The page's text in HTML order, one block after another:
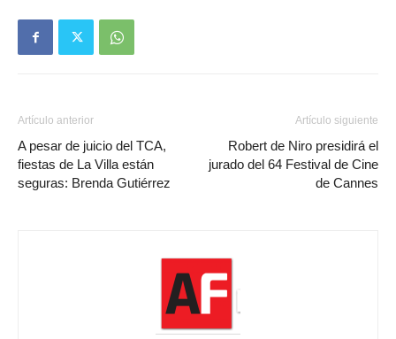
Artículo anterior
A pesar de juicio del TCA,
fiestas de La Villa están
seguras: Brenda Gutiérrez
Artículo siguiente
Robert de Niro presidirá el
jurado del 64 Festival de Cine
de Cannes